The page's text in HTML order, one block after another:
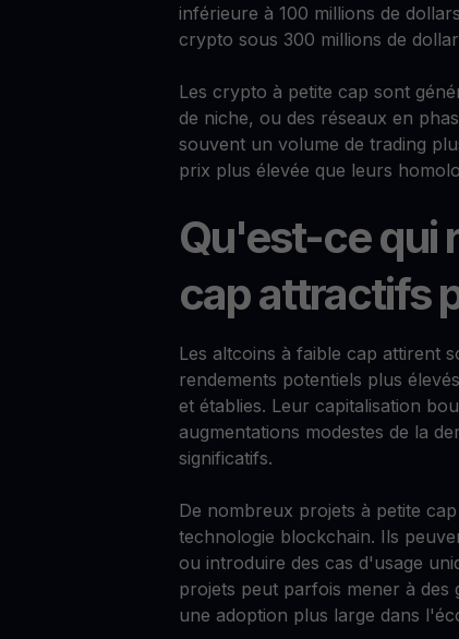
inférieure à 100 millions de
crypto sous 300 millions de
Les crypto à petite cap sont
de niche, ou des réseaux en
souvent un volume de trading
prix plus élevée que leurs
Qu'est-ce qui
cap attractifs
Les altcoins à faible cap attirent
rendements potentiels plus
et établies. Leur capitalisation
augmentations modestes de la
significatifs.
De nombreux projets à petite
technologie blockchain. Ils
ou introduire des cas d'usage
projets peut parfois mener à des
une adoption plus large dans